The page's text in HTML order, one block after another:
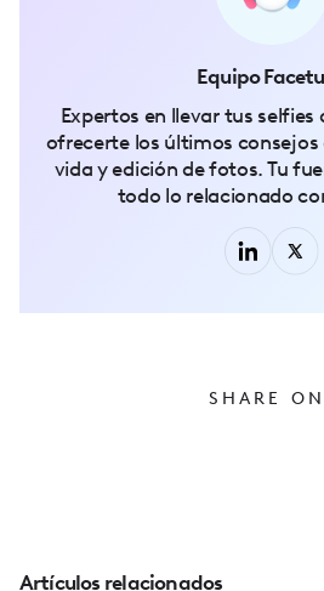
SHARE
Equipo
Expertos en llevar tus selfies
ofrecerte los últimos consejos
vida y edición de fotos. Tu
todo lo relacionado
Artículos relacionados